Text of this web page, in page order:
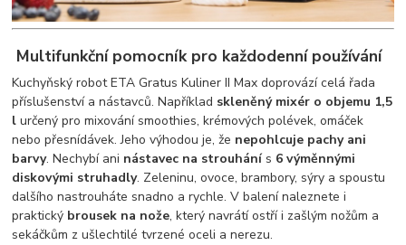
Multifunkční pomocník pro každodenní používání
Kuchyňský robot ETA Gratus Kuliner II Max doprovází celá řada
příslušenství a nástavců. Například skleněný mixér o objemu 1,5
l určený pro mixování smoothies, krémových polévek, omáček
nebo přesnídávek. Jeho výhodou je, že nepohlcuje pachy ani
barvy. Nechybí ani nástavec na strouhánís 6 výměnnými
diskovými struhadly. Zeleninu, ovoce, brambory, sýry a spoustu
dalšího nastrouháte snadno a rychle. V balení naleznete i
praktický brousek na nože, který navrátí ostří i zašlým nožům a
sekáčkům z ušlechtilé tvrzené oceli a nerezu.